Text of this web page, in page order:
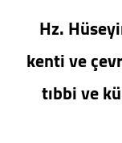
Hz.
kenti ve
tıbbi ve